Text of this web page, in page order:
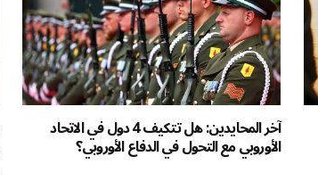
آخر المحايدين: هل تتكيف 4 دول في الاتحاد
الأوروبي مع التحول في الدفاع الأوروبي؟